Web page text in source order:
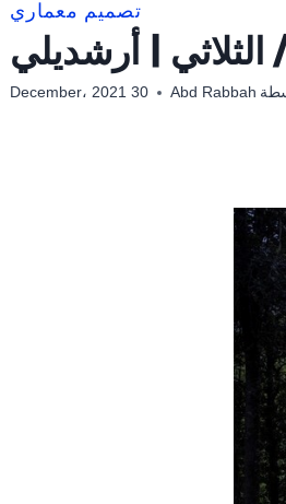
تصميم معماري
الثلاثي | أرشديلي
Abd Rabbah 30 December، 2021